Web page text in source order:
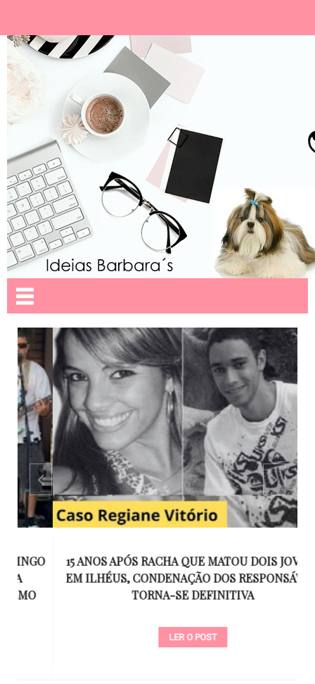
15 ANOS APÓS RACHA QUE MATOU DOIS JOVENS
EM ILHÉUS, CONDENAÇÃO DOS RESPONSÁVEIS
TORNA-SE DEFINITIVA
LER O POST